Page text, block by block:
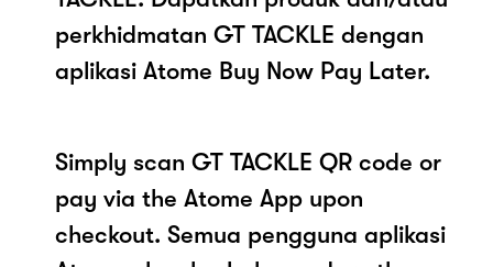
perkhidmatan GT TACKLE dengan
aplikasi Atome Buy Now Pay Later.
Simply scan GT TACKLE QR code or
pay via the Atome App upon
checkout. Semua pengguna aplikasi